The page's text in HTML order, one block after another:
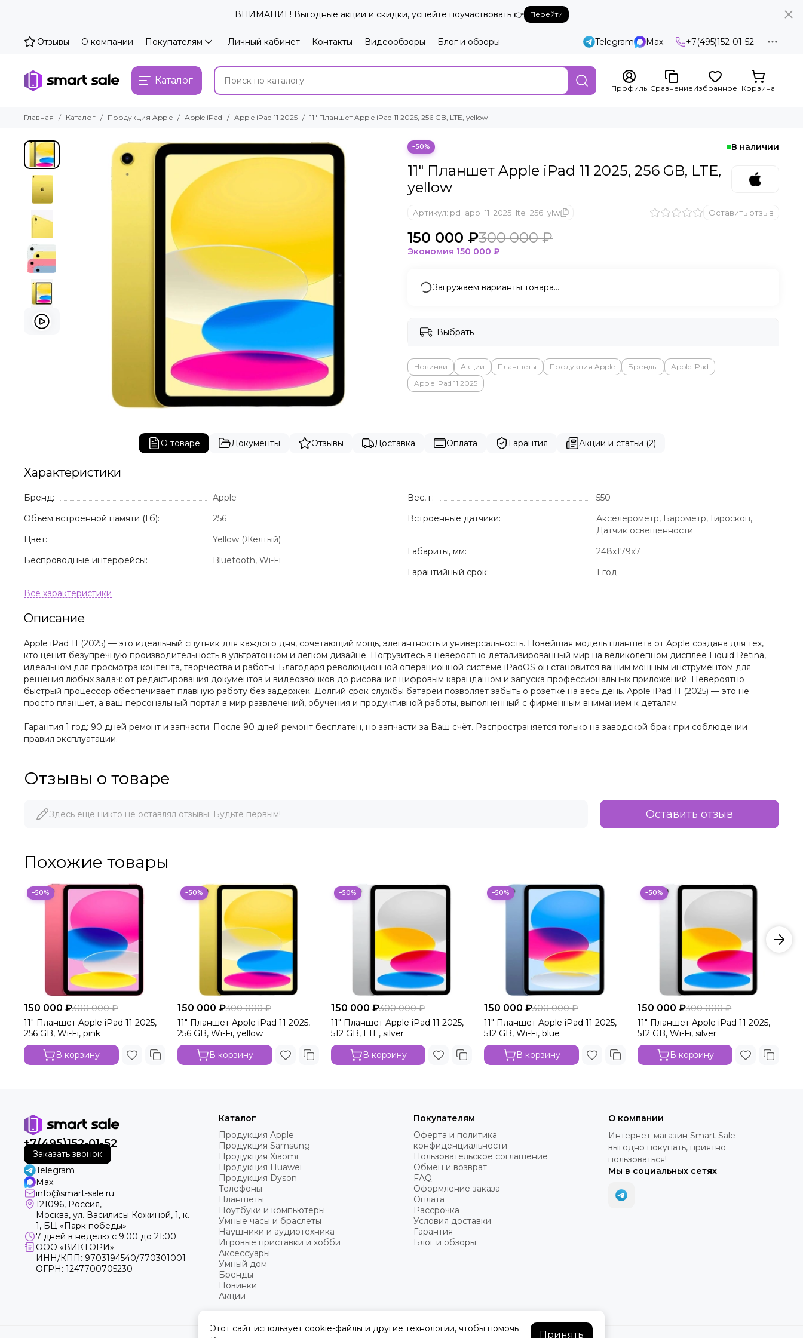
ВНИМАНИЕ! Выгодные акции и скидки, успейте поучаствовать 👉 Перейти
Отзывы О компании Покупателям Личный кабинет Контакты Видеообзоры Блог и обзоры Telegram Max +7(495)152-01-52
Каталог
Профиль СравнениеИзбранное Корзина
Главная Каталог Продукция Apple Apple iPad Apple iPad 11 2025 11" Планшет Apple iPad 11 2025, 256 GB, LTE, yellow
−50% В наличии
11" Планшет Apple iPad 11 2025, 256 GB, LTE,
yellow
Артикул: pd_app_11_2025_lte_256_ylw Оставить отзыв
150 000 ₽300 000 ₽
Экономия 150 000 ₽
Загружаем варианты товара…
Выбрать
Новинки Акции Планшеты Продукция Apple Бренды
Apple iPad
Apple iPad 11 2025
О товаре Документы Отзывы Доставка Оплата Гарантия Акции и статьи (2)
Характеристики
Бренд:
Apple
Объем встроенной памяти (Гб):
256
Цвет:
Yellow (Желтый)
Беспроводные интерфейсы:
Bluetooth, Wi-Fi
Вес, г:
550
Встроенные датчики:
Акселерометр, Барометр, Гироскоп,
Датчик освещенности
Габариты, мм:
248x179x7
Гарантийный срок:
1 год
Описание
Apple iPad 11 (2025) — это идеальный спутник для каждого дня, сочетающий мощь, элегантность и универсальность. Новейшая модель планшета от Apple создана для тех,
кто ценит безупречную производительность в ультратонком и лёгком дизайне. Погрузитесь в невероятно детализированный мир на великолепном дисплее Liquid Retina,
идеальном для просмотра контента, творчества и работы. Благодаря революционной операционной системе iPadOS он становится вашим мощным инструментом для
решения любых задач: от редактирования документов и видеозвонков до рисования цифровым карандашом и запуска профессиональных приложений. Невероятно
быстрый процессор обеспечивает плавную работу без задержек. Долгий срок службы батареи позволяет забыть о розетке на весь день. Apple iPad 11 (2025) — это не
просто планшет, а ваш персональный портал в мир развлечений, обучения и продуктивной работы, выполненный с фирменным вниманием к деталям.
Гарантия 1 год: 90 дней ремонт и запчасти. После 90 дней ремонт бесплатен, но запчасти за Ваш счёт. Распространяется только на заводской брак при соблюдении
правил эксплуатации.
Отзывы о товаре
Здесь еще никто не оставлял отзывы. Будьте первым! Оставить отзыв
Похожие товары
−50%
150 000 ₽300 000 ₽
11" Планшет Apple iPad 11 2025,
256 GB, Wi-Fi, pink
В корзину
−50%
150 000 ₽300 000 ₽
11" Планшет Apple iPad 11 2025,
256 GB, Wi-Fi, yellow
В корзину
−50%
150 000 ₽300 000 ₽
11" Планшет Apple iPad 11 2025,
512 GB, LTE, silver
В корзину
−50%
150 000 ₽300 000 ₽
11" Планшет Apple iPad 11 2025,
512 GB, Wi-Fi, blue
В корзину
−50%
150 000 ₽300 000 ₽
11" Планшет Apple iPad 11 2025,
512 GB, Wi-Fi, silver
В корзину
+7(495)152-01-52
Заказать звонок
Telegram
Max
info@smart-sale.ru
121096, Россия,
Москва, ул. Василисы Кожиной, 1, к.
1, БЦ «Парк победы»
7 дней в неделю с 9:00 до 21:00
ООО «ВИКТОРИ»
ИНН/КПП: 9703194540/770301001
ОГРН: 1247700705230
Каталог
Продукция Apple
Продукция Samsung
Продукция Xiaomi
Продукция Huawei
Продукция Dyson
Телефоны
Планшеты
Ноутбуки и компьютеры
Умные часы и браслеты
Наушники и аудиотехника
Игровые приставки и хобби
Аксессуары
Умный дом
Бренды
Новинки
Акции
Покупателям
Оферта и политика
конфиденциальности
Пользовательское соглашение
Обмен и возврат
FAQ
Оформление заказа
Оплата
Рассрочка
Условия доставки
Гарантия
Блог и обзоры
О компании
Интернет-магазин Smart Sale -
выгодно покупать, приятно
пользоваться!
Мы в социальных сетях
Этот сайт использует cookie-файлы и другие технологии, чтобы помочь
Принять